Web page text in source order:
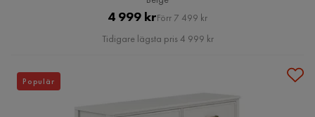
Pris
4 999 krOriginal
Pris
Förr 7 499 kr
Tidigare lägsta pris 4 999 kr
Populär